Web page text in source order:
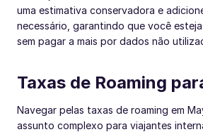
uma estimativa conservadora e
necessário, garantindo que você
sem pagar a mais por dados não
Taxas de Roaming
Navegar pelas taxas de roaming em
assunto complexo para viajantes